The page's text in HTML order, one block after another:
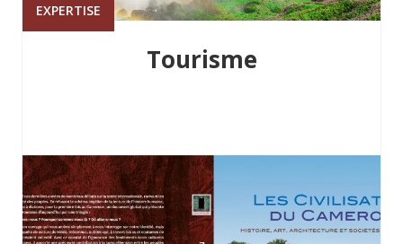
EXPERTISE
Tourisme